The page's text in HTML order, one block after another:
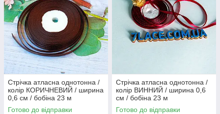
Стрічка атласна однотонна /
колір КОРИЧНЕВИЙ / ширина
0,6 см / бобіна 23 м
Готово до відправки
Стрічка атласна однотонна /
колір ВИННИЙ / ширина 0,6
см / бобіна 23 м
Готово до відправки